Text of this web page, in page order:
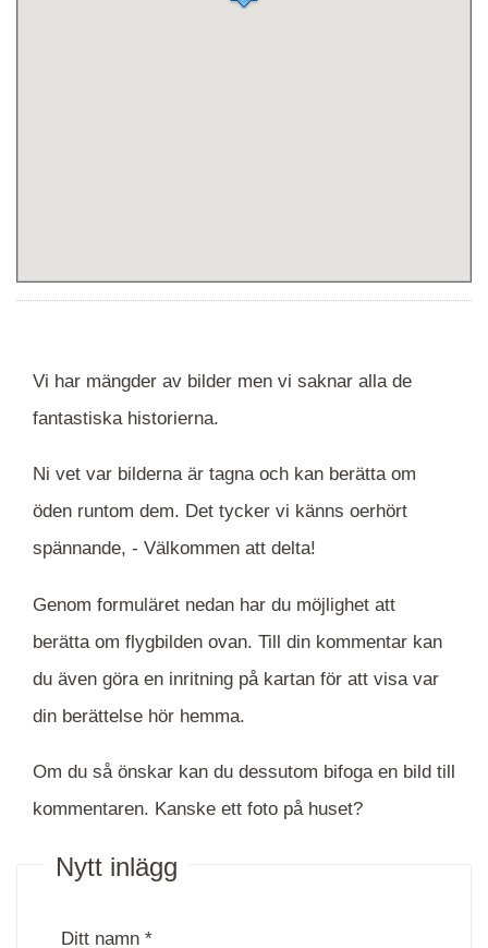
Vi har mängder av bilder men vi saknar alla de
fantastiska historierna.
Ni vet var bilderna är tagna och kan berätta om
öden runtom dem. Det tycker vi känns oerhört
spännande, - Välkommen att delta!
Genom formuläret nedan har du möjlighet att
berätta om flygbilden ovan. Till din kommentar kan
du även göra en inritning på kartan för att visa var
din berättelse hör hemma.
Om du så önskar kan du dessutom bifoga en bild till
kommentaren. Kanske ett foto på huset?
Nytt inlägg
Ditt namn *